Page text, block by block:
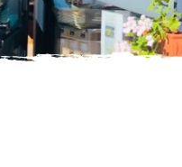
– Charcutaille